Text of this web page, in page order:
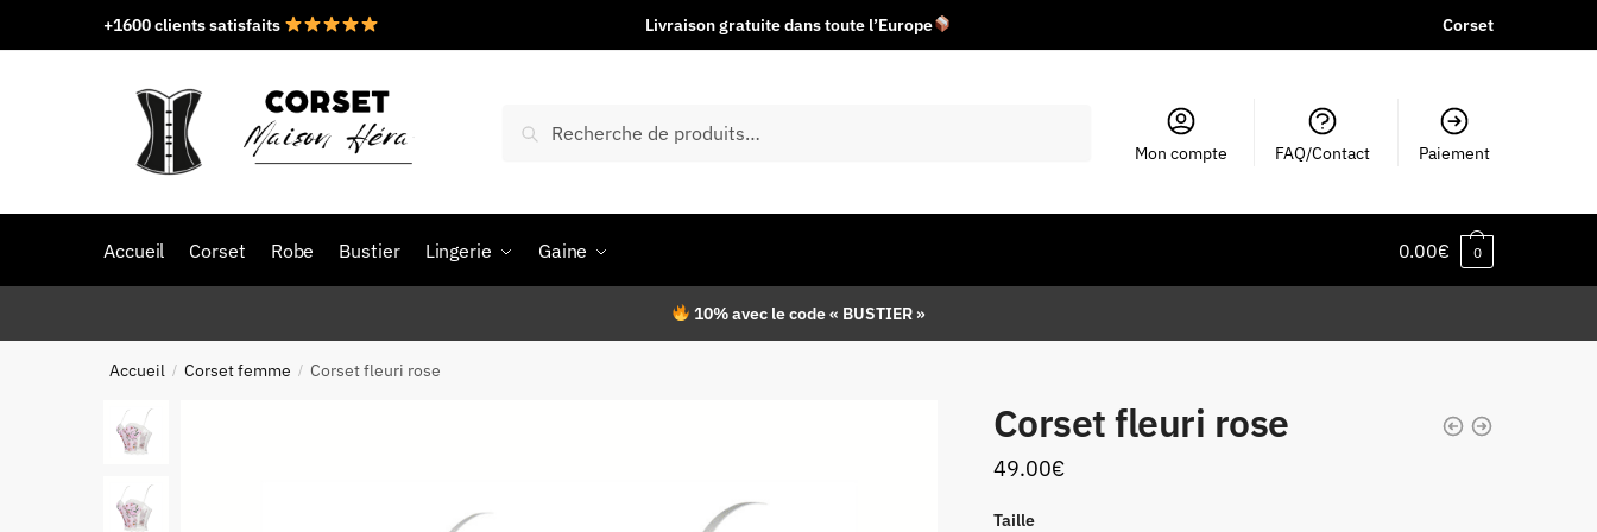
+1600 clients satisfaits Livraison gratuite dans toute l’Europe Corset
pour :
Recherche
Mon compte FAQ/Contact Paiement
Accueil Corset Robe Bustier Lingerie Gaine 0.00€ 0
10% avec le code « BUSTIER »
Accueil / Corset femme / Corset fleuri rose
Corset fleuri rose
49.00€
Taille